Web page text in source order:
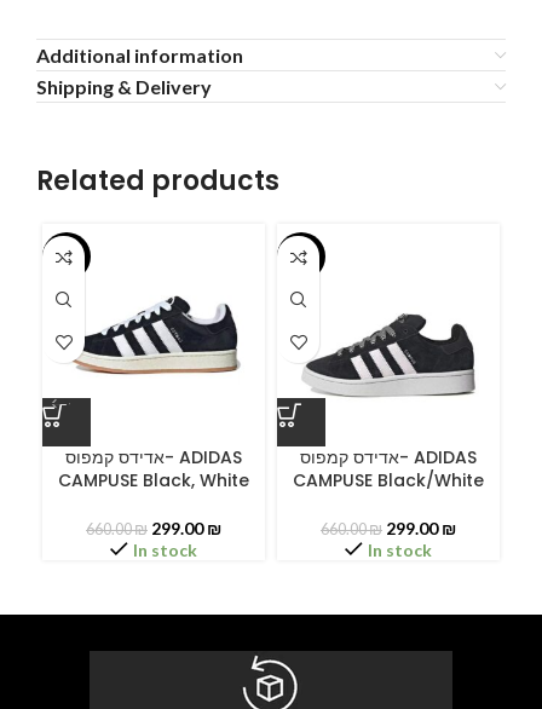
Additional information
Shipping & Delivery
Related products
-55%
אדידס קמפוס- ADIDAS
CAMPUSE Black, White
660.00₪ 299.00₪
In stock
-55%
אדידס קמפוס- ADIDAS
CAMPUSE Black/White
660.00₪ 299.00₪
In stock